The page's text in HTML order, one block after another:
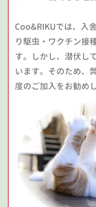
Coo&RIKUでは、入
り駆虫・ワクチン接
す。しかし、潜伏し
います。そのため、
度のご加入をお勧め